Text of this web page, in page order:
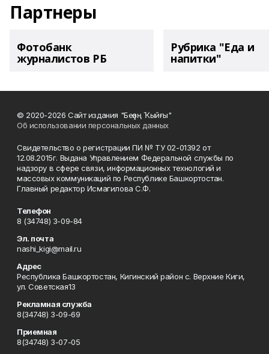
Партнеры
Фотобанк
журналистов РБ
Рубрика "Еда и
напитки"
© 2020-2026 Сайт издания "Беҙҙең Ҡыйғы"
Об использовании персональных данных
Свидетельство о регистрации ПИ № ТУ 02-01392 от
12.08.2015г. Выдана Управлением Федеральной службы по
надзору в сфере связи, информационных технологий и
массовых коммуникаций по Республике Башкортостан.
Главный редактор Исмагилова С.Ф.
Телефон
8 (34748) 3-09-84
Эл. почта
nashi_kigi@mail.ru
Адрес
Республика Башкортостан, Кигинский район с. Верхние Киги,
ул. Советская13
Рекламная служба
8(34748) 3-09-69
Приемная
8(34748) 3-07-05